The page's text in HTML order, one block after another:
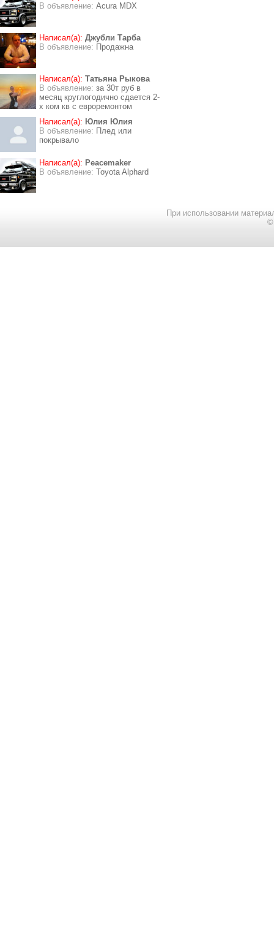
В объявление: Acura MDX
Написал(а): Джубли Тарба
В объявление: Продажна
Написал(а): Татьяна Рыкова
В объявление: за 30т руб в
месяц круглогодично сдается 2-
х ком кв с евроремонтом
Написал(а): Юлия Юлия
В объявление: Плед или
покрывало
Написал(а): Peacemaker
В объявление: Toyota Alphard
При использовании